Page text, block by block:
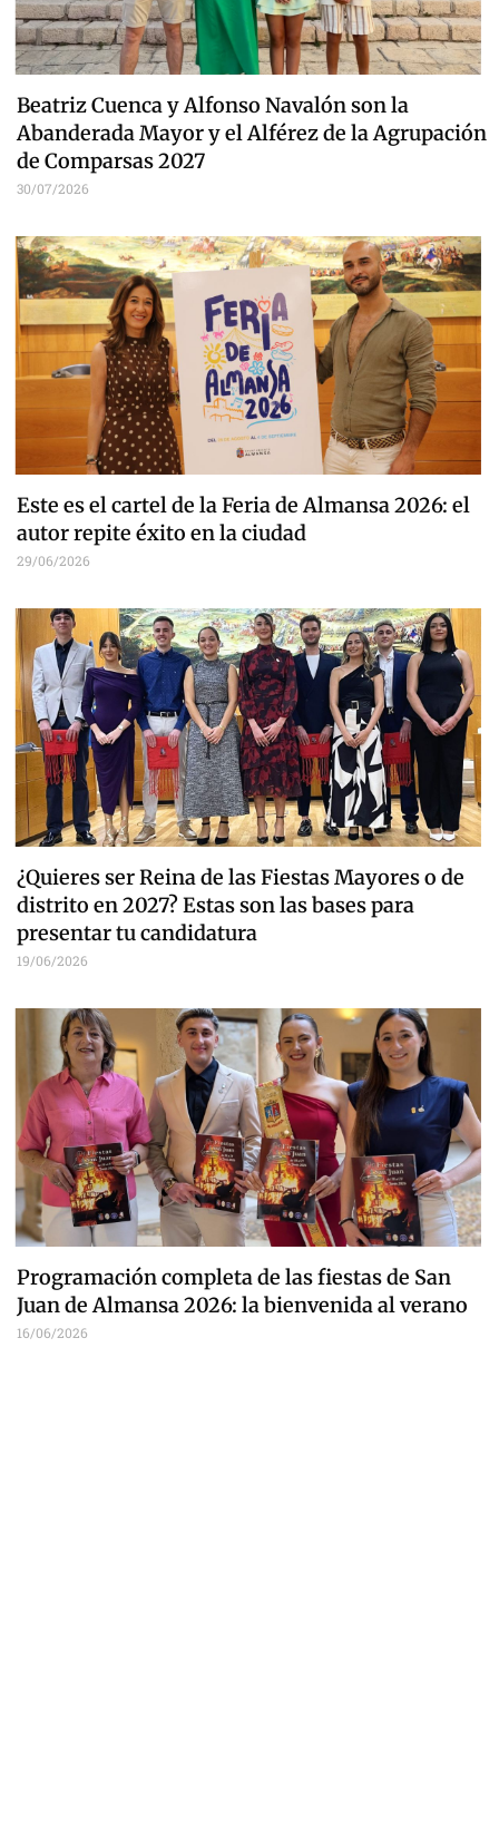
Beatriz Cuenca y Alfonso Navalón son la
Abanderada Mayor y el Alférez de la Agrupación
de Comparsas 2027
30/07/2026
Este es el cartel de la Feria de Almansa 2026: el
autor repite éxito en la ciudad
29/06/2026
¿Quieres ser Reina de las Fiestas Mayores o de
distrito en 2027? Estas son las bases para
presentar tu candidatura
19/06/2026
Programación completa de las fiestas de San
Juan de Almansa 2026: la bienvenida al verano
16/06/2026